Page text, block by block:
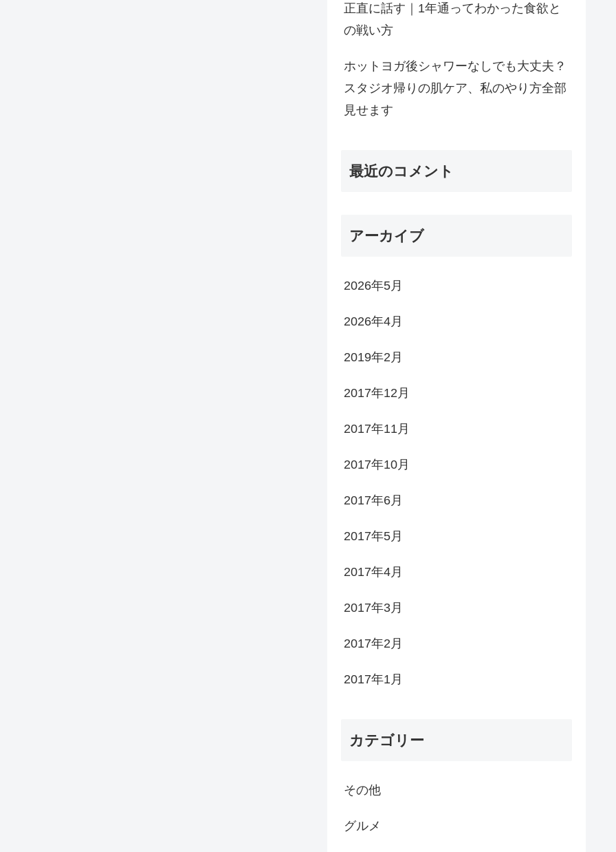
正直に話す｜1年通ってわかった食欲と
の戦い方
ホットヨガ後シャワーなしでも大丈夫？
スタジオ帰りの肌ケア、私のやり方全部
見せます
最近のコメント
アーカイブ
2026年5月
2026年4月
2019年2月
2017年12月
2017年11月
2017年10月
2017年6月
2017年5月
2017年4月
2017年3月
2017年2月
2017年1月
カテゴリー
その他
グルメ